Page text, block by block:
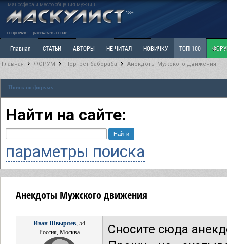
маносфера и место общения мужчин
18+
о проекте рассказать о нас
Главная СТАТЬИ АВТОРЫ НЕ ЧИТАЛ НОВИЧКУ ТОП-100
Ветка: Расстаюсь или Развожусь. САНЧАС Ветка: Наболевшее. Выскажись!
РАЗДЕЛ: Разное
Главная ФОРУМ Портрет бабораба Анекдоты Мужского движения
Поиск по форуму
Найти на сайте:
параметры поиска
Анекдоты Мужского движения
Иван Швыряев, 54
Россия, Москва
Сносите сюда